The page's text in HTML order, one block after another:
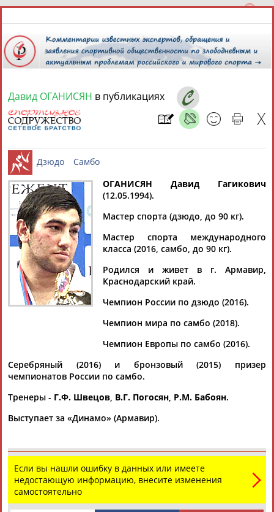
6 августа 2026 года,
СПОРТСМЕНЫ, ТРЕНЕРЫ И СПЕЦИАЛИСТЫ
Найдено: 13181персон Расширенный поиск
Аслаудин
АБАЕВ
Елена
АБАИМОВА
АБАКУМОВА
АБАЛАКИНА
Тамилла
АБАСОВА
Рамазан
АБАЧАРАЕВ
Ростом
АБАШИДЗЕ
Флюра
АББАТЕ-
БУЛАТОВА
Татьяна
АББЯСОВА
Акжана
АБДИКАРИМОВА
Артур
Давид ОГАНИСЯН в публикациях
Дзюдо Самбо
ОГАНИСЯН Давид Гагикович
(12.05.1994).
Мастер спорта (дзюдо, до 90 кг).
Мастер спорта международного
класса (2016, самбо, до 90 кг).
Родился и живет в г. Армавир,
Краснодарский край.
Чемпион России по дзюдо (2016).
Чемпион мира по самбо (2018).
Чемпион Европы по самбо (2016).
Серебряный (2016) и бронзовый (2015) призер
чемпионатов России по самбо.
Тренеры - Г.Ф. Швецов, В.Г. Погосян, Р.М. Бабоян.
Выступает за «Динамо» (Армавир).
Если вы нашли ошибку в данных или имеете
недостающую информацию, внесите изменения
самостоятельно